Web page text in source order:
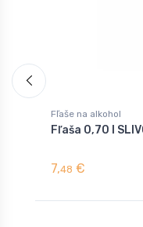
Fľaše na alkohol
Fľaša 0,70 l
7,48 €